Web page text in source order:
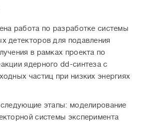
работа по разработке системы
детекторов для подавления
в рамках проекта по
ядерного dd-синтеза с
частиц при низких энергиях
этапы: моделирование
системы эксперимента